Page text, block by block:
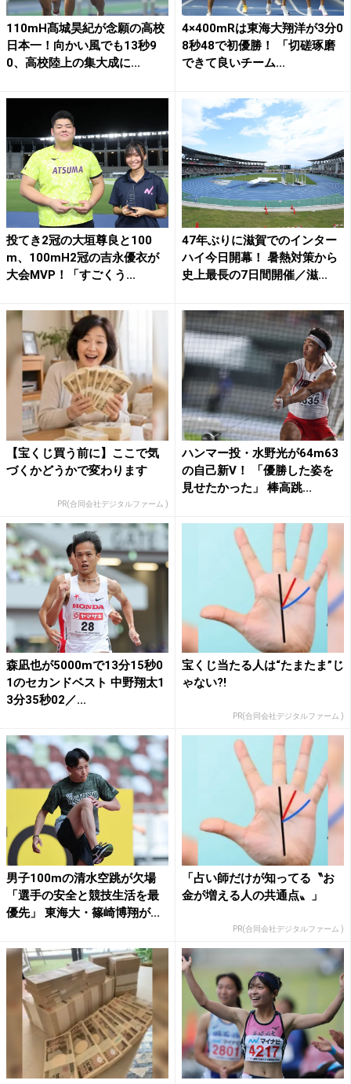
110mH髙城昊紀が念願の高校
日本一！向かい風でも13秒9
0、高校陸上の集大成に...
4×400mRは東海大翔洋が3分0
8秒48で初優勝！ 「切磋琢磨
できて良いチーム...
投てき2冠の大垣尊良と100
m、100mH2冠の吉永優衣が
大会MVP！「すごくう...
47年ぶりに滋賀でのインター
ハイ今日開幕！ 暑熱対策から
史上最長の7日間開催／滋...
【宝くじ買う前に】ここで気
づくかどうかで変わります
PR(合同会社デジタルファーム )
ハンマー投・水野光が64m63
の自己新V！ 「優勝した姿を
見せたかった」 棒高跳...
森凪也が5000mで13分15秒0
1のセカンドベスト 中野翔太1
3分35秒02／...
宝くじ当たる人は“たまたま”じ
ゃない?!
PR(合同会社デジタルファーム )
男子100mの清水空跳が欠場
「選手の安全と競技生活を最
優先」 東海大・篠崎博翔が...
「占い師だけが知ってる〝お
金が増える人の共通点〟」
PR(合同会社デジタルファーム )